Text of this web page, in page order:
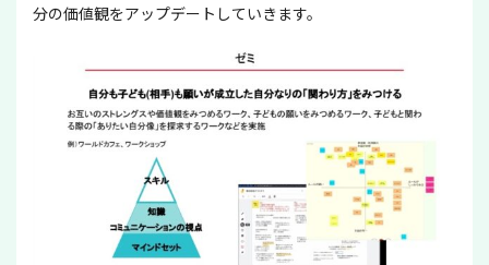
分の価値観をアップデートしていきます。